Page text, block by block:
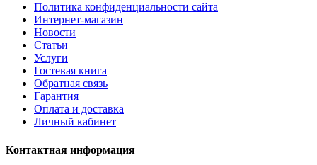
Политика конфиденциальности сайта
Интернет-магазин
Новости
Статьи
Услуги
Гостевая книга
Обратная связь
Гарантия
Оплата и доставка
Личный кабинет
Контактная информация